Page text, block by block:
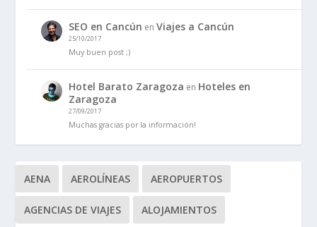
SEO en Cancún enViajes a Cancún
25/10/2017
Muy buen post ;)
Hotel Barato Zaragoza en Hoteles en
Zaragoza
27/09/2017
Muchas gracias por la información!
AENA AEROLÍNEAS AEROPUERTOS
AGENCIAS DE VIAJES ALOJAMIENTOS